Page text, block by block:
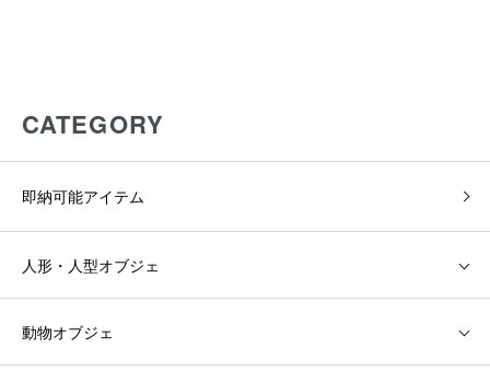
CATEGORY
即納可能アイテム
人形・人型オブジェ
動物オブジェ